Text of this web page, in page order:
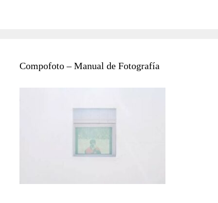
Compofoto – Manual de Fotografía